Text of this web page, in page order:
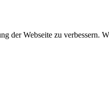
der Webseite zu verbessern.